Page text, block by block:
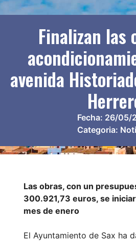
Finalizan las
avenida
Fecha: 26/05/
Categoria:
Las obras, con un
300.921,73 euros, se
mes de enero
El Ayuntamiento de Sax ha